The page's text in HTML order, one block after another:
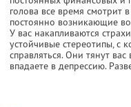
голова все время смотрит
постоянно возникающие
У вас накапливаются
устойчивые стереотипы, с
справляться. Они тянут
впадаете в депрессию.